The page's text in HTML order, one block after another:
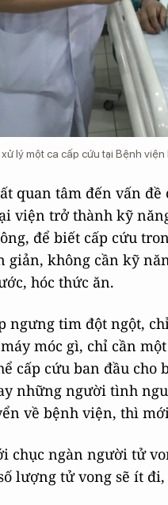
lý một ca cấp cứu tại Bệnh viện
quan tâm đến vấn
viện trở thành kỹ
để biết cấp cứu
giản, không cần kỹ
hóc thức ăn.
ngưng tim đột ngột,
móc gì, chỉ cần
cấp cứu ban đầu
những người tình
về bệnh viện, thì
chục ngàn người tử
lượng tử vong sẽ ít